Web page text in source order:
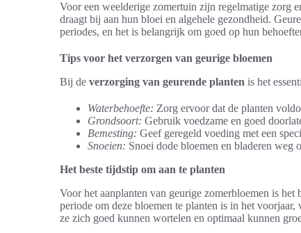
Voor een weelderige zomertuin zijn regelmatige zorg
draagt bij aan hun bloei en algehele gezondheid.
periodes, en het is belangrijk om goed op hun
Tips voor het verzorgen van geurige bloemen
Bij de verzorging van geurende planten is het
Waterbehoefte: Zorg ervoor dat de planten
Grondsoort: Gebruik voedzame en goed
Bemesting: Geef geregeld voeding met een
Snoeien: Snoei dode bloemen en bladeren weg
Het beste tijdstip om aan te planten
Voor het aanplanten van geurige zomerbloemen is
periode om deze bloemen te planten is in het
ze zich goed kunnen wortelen en optimaal kunnen